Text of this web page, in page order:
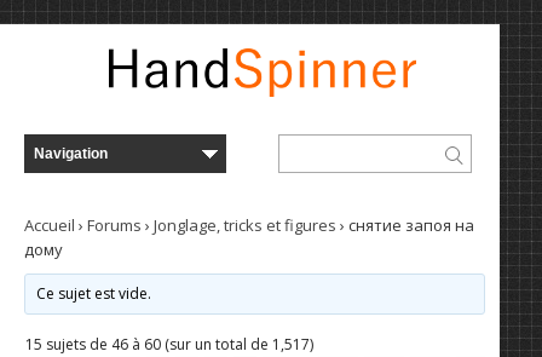
Accueil › Forums › Jonglage, tricks et figures › снятие запоя на
дому
Ce sujet est vide.
15 sujets de 46 à 60 (sur un total de 1,517)